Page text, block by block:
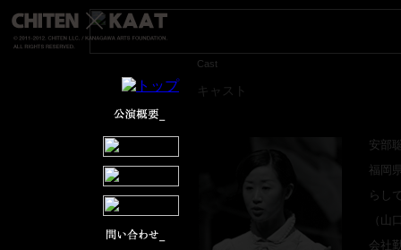
Cast
キャスト
安部
福岡
らし
（山
会社